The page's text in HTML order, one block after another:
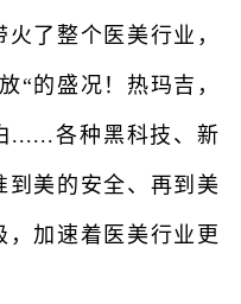
了整个医美行业，
“的盛况！热玛吉，
......各种黑科技、新
美的安全、再到美
，加速着医美行业更